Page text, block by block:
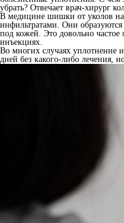
убрать? Отвечает врач-хирург
В медицине шишки от уколов
инфильтратами. Они
под кожей. Это довольно
инъекциях.
Во многих случаях уплотнение
дней без какого-либо лечения,